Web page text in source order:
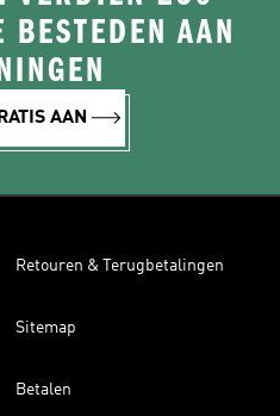
BESTEDEN AAN
AAN
Retouren & Terugbetalingen
Sitemap
Betalen